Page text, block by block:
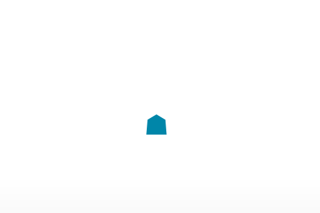
☗